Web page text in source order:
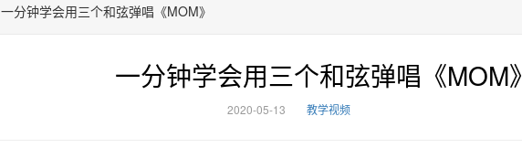
一分钟学会用三个和弦弹唱《MOM》
一分钟学会用三个和弦弹唱《MOM》
2020-05-13 教学视频